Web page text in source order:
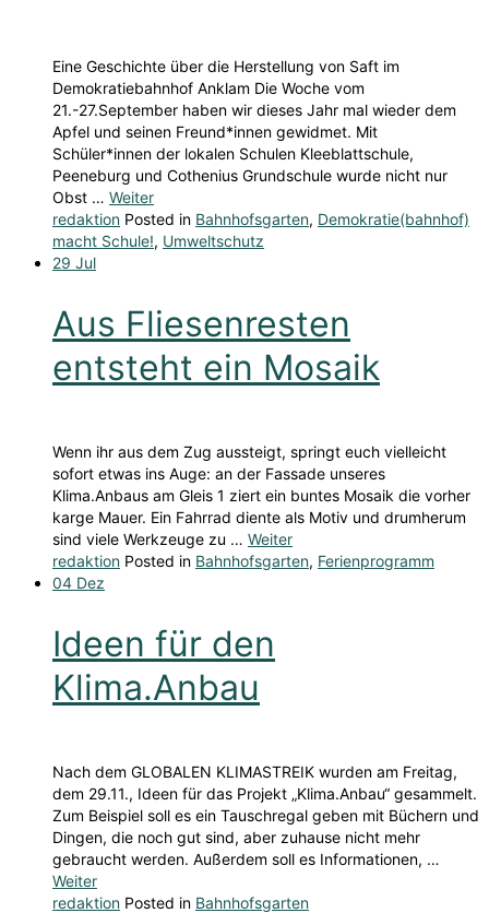
Eine Geschichte über die Herstellung von Saft im
Demokratiebahnhof Anklam Die Woche vom
21.-27.September haben wir dieses Jahr mal wieder dem
Apfel und seinen Freund*innen gewidmet. Mit
Schüler*innen der lokalen Schulen Kleeblattschule,
Peeneburg und Cothenius Grundschule wurde nicht nur
Obst … Weiter
redaktion Posted in Bahnhofsgarten, Demokratie(bahnhof)
macht Schule!, Umweltschutz
29 Jul
Aus Fliesenresten
entsteht ein Mosaik
Wenn ihr aus dem Zug aussteigt, springt euch vielleicht
sofort etwas ins Auge: an der Fassade unseres
Klima.Anbaus am Gleis 1 ziert ein buntes Mosaik die vorher
karge Mauer. Ein Fahrrad diente als Motiv und drumherum
sind viele Werkzeuge zu … Weiter
redaktion Posted in Bahnhofsgarten, Ferienprogramm
04 Dez
Ideen für den
Klima.Anbau
Nach dem GLOBALEN KLIMASTREIK wurden am Freitag,
dem 29.11., Ideen für das Projekt „Klima.Anbau“ gesammelt.
Zum Beispiel soll es ein Tauschregal geben mit Büchern und
Dingen, die noch gut sind, aber zuhause nicht mehr
gebraucht werden. Außerdem soll es Informationen, …
Weiter
redaktion Posted in Bahnhofsgarten